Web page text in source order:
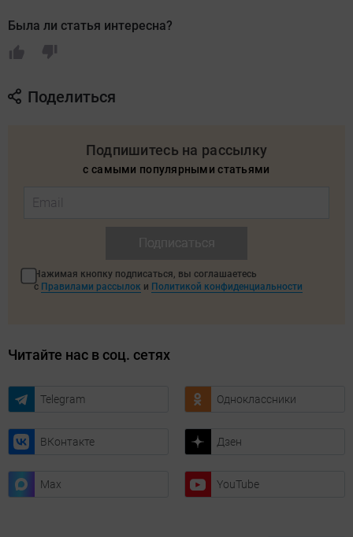
Была ли статья интересна?
Поделиться
Подпишитесь на рассылку
с самыми популярными статьями
Нажимая кнопку подписаться, вы соглашаетесь
с Правилами рассылок и Политикой конфиденциальности
Читайте нас в соц. сетях
Telegram Одноклассники
ВКонтакте Дзен
Max YouTube